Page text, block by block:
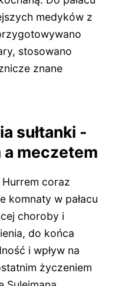
medyków z
stosowano
znane
sułtanki -
a meczetem
coraz
komnaty w pałacu
choroby i
do końca
i wpływ na
życzeniem